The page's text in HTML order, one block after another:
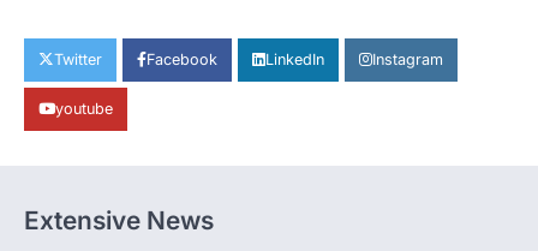
CG: छिपली की दीदियों का कमाल, बकरी
पालन से बढ़ी आय और मजबूत हुआ आत्मविश्वास
बनाने की दिशा में जिले के नगरी…
CHHATTISGARH
Twitter Facebook LinkedIn Instagram
youtube
Extensive News